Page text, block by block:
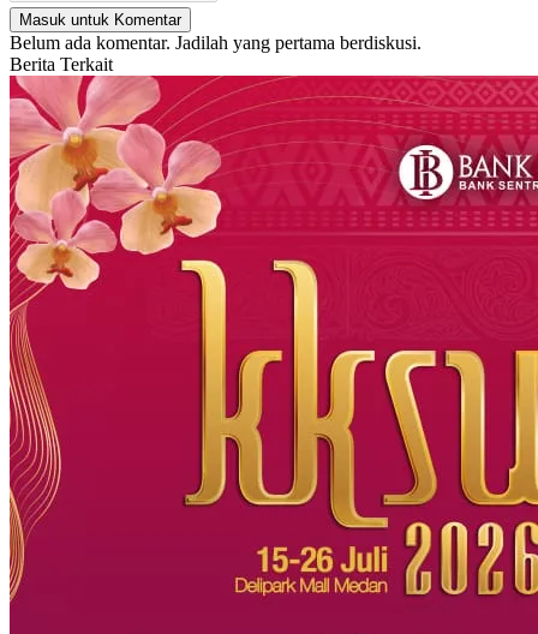
Masuk untuk Komentar
Belum ada komentar. Jadilah yang pertama berdiskusi.
Berita Terkait